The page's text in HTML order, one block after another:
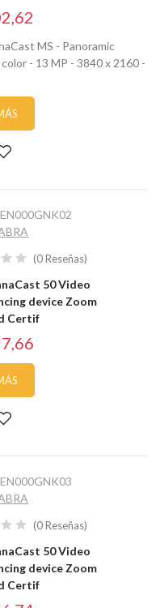
MS - Panoramic
- 13 MP - 3840 x 2160 -
EN000GNK02
(0Reseñas)
50 Video
device Zoom
Certif
EN000GNK03
(0Reseñas)
50 Video
device Zoom
Certif